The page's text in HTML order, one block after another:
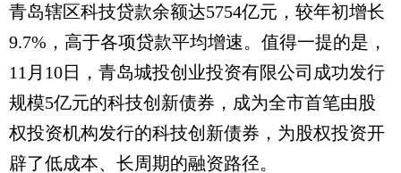
青岛辖区科技贷款余额达5754亿元，较年初增长
9.7%，高于各项贷款平均增速。值得一提的是，
11月10日，青岛城投创业投资有限公司成功发行
规模5亿元的科技创新债券，成为全市首笔由股
权投资机构发行的科技创新债券，为股权投资开
辟了低成本、长周期的融资路径。